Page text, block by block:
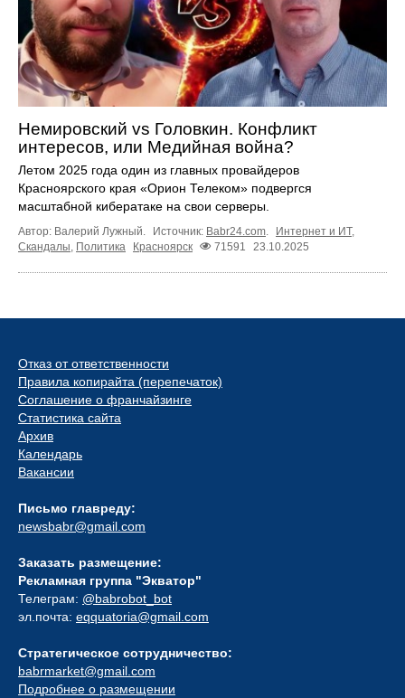
Немировский vs Головкин. Конфликт
интересов, или Медийная война?
Летом 2025 года один из главных провайдеров
Красноярского края «Орион Телеком» подвергся
масштабной кибератаке на свои серверы.
Автор: Валерий Лужный. Источник: Babr24.com. Интернет и ИТ,
Скандалы, Политика Красноярск 71591 23.10.2025
Отказ от ответственности
Правила копирайта (перепечаток)
Соглашение о франчайзинге
Статистика сайта
Архив
Календарь
Вакансии
Письмо главреду:
newsbabr@gmail.com
Заказать размещение:
Рекламная группа "Экватор"
Телеграм: @babrobot_bot
эл.почта: eqquatoria@gmail.com
Стратегическое сотрудничество:
babrmarket@gmail.com
Подробнее о размещении